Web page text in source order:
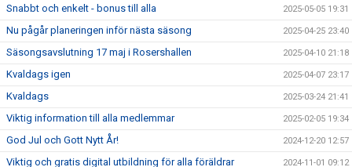
Snabbt och enkelt - bonus till alla 2025-05-05 19:31
Nu pågår planeringen inför nästa säsong 2025-04-25 23:40
Säsongsavslutning 17 maj i Rosershallen 2025-04-10 21:18
Kvaldags igen 2025-04-07 23:17
Kvaldags 2025-03-24 21:41
Viktig information till alla medlemmar 2025-02-05 19:34
God Jul och Gott Nytt År! 2024-12-20 12:57
Viktig och gratis digital utbildning för alla föräldrar 2024-11-01 09:12